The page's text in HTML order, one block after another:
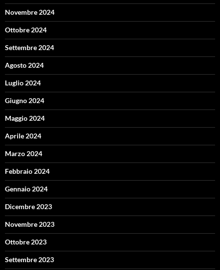
Novembre 2024
Ottobre 2024
Settembre 2024
Agosto 2024
Luglio 2024
Giugno 2024
Maggio 2024
Aprile 2024
Marzo 2024
Febbraio 2024
Gennaio 2024
Dicembre 2023
Novembre 2023
Ottobre 2023
Settembre 2023